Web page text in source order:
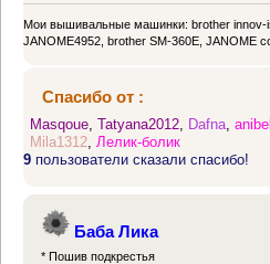
Мои вышивальные машинки: brother innov-
JANOME4952, brother SM-360E, JANOME
Спасибо от :
Masqoue,Tatyana2012, Dafna,anibell
Mila1312,Лелик-болик
9 пользователи сказали спасибо!
Баба Лика
* Пошив подкрестья